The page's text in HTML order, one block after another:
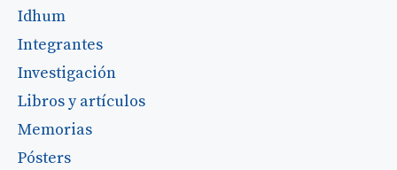
Idhum
Integrantes
Investigación
Libros y artículos
Memorias
Pósters